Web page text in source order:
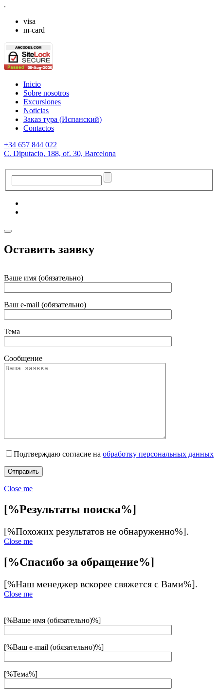
.
visa
m-card
Inicio
Sobre nosotros
Excursiones
Noticias
Заказ тура (Испанский)
Contactos
+34 657 844 022
C. Diputacio, 188, of. 30, Barcelona
Оставить заявку
Ваше имя (обязательно)
Ваш e-mail (обязательно)
Тема
Сообщение
Подтверждаю согласие на обработку персональных данных
Close me
[%Результаты поиска%]
[%Похожих результатов не обнаруженно%].
Close me
[%Спасибо за обращение%]
[%Наш менеджер вскорее свяжется с Вами%].
Close me
[%Ваше имя (обязательно)%]
[%Ваш e-mail (обязательно)%]
[%Тема%]